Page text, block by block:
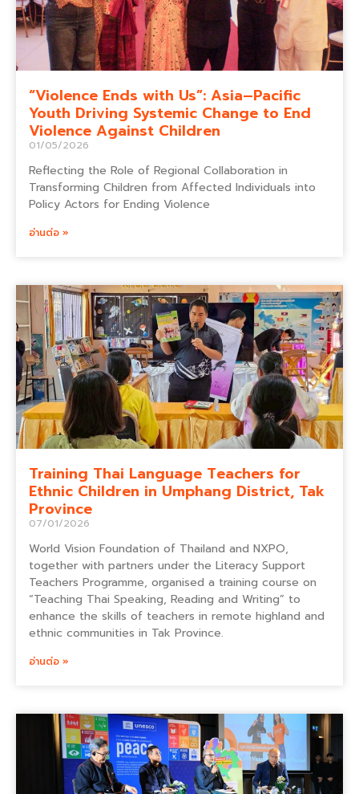
“Violence Ends with Us”: Asia–Pacific
Youth Driving Systemic Change to End
Violence Against Children
01/05/2026
Reflecting the Role of Regional Collaboration in
Transforming Children from Affected Individuals into
Policy Actors for Ending Violence
อ่านต่อ »
Training Thai Language Teachers for
Ethnic Children in Umphang District, Tak
Province
07/01/2026
World Vision Foundation of Thailand and NXPO,
together with partners under the Literacy Support
Teachers Programme, organised a training course on
“Teaching Thai Speaking, Reading and Writing” to
enhance the skills of teachers in remote highland and
ethnic communities in Tak Province.
อ่านต่อ »